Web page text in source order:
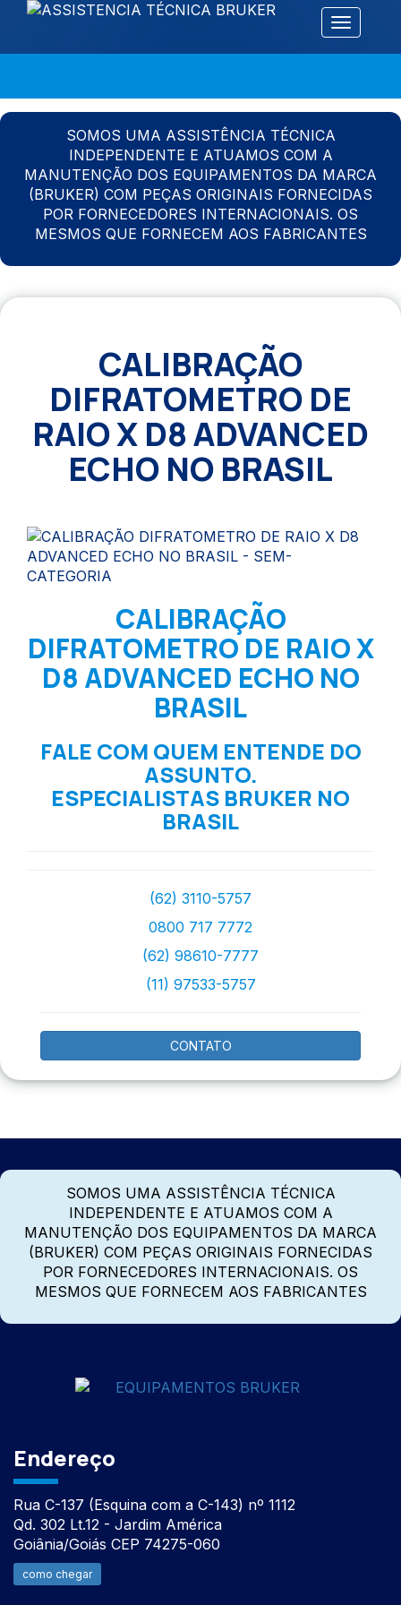
Alternar
SOMOS UMA ASSISTÊNCIA TÉCNICA
INDEPENDENTE E ATUAMOS COM A
MANUTENÇÃO DOS EQUIPAMENTOS DA MARCA
(BRUKER) COM PEÇAS ORIGINAIS FORNECIDAS
POR FORNECEDORES INTERNACIONAIS. OS
MESMOS QUE FORNECEM AOS FABRICANTES
CALIBRAÇÃO
DIFRATOMETRO DE
RAIO X D8 ADVANCED
ECHO NO BRASIL
CALIBRAÇÃO
DIFRATOMETRO DE RAIO X
D8 ADVANCED ECHO NO
BRASIL
FALE COM QUEM ENTENDE DO
ASSUNTO.
ESPECIALISTAS BRUKER NO
BRASIL
(62) 3110-5757
0800 717 7772
(62) 98610-7777
(11) 97533-5757
CONTATO
SOMOS UMA ASSISTÊNCIA TÉCNICA
INDEPENDENTE E ATUAMOS COM A
MANUTENÇÃO DOS EQUIPAMENTOS DA MARCA
(BRUKER) COM PEÇAS ORIGINAIS FORNECIDAS
POR FORNECEDORES INTERNACIONAIS. OS
MESMOS QUE FORNECEM AOS FABRICANTES
Endereço
Rua C-137 (Esquina com a C-143) nº 1112
Qd. 302 Lt.12 - Jardim América
Goiânia/Goiás CEP 74275-060
como chegar